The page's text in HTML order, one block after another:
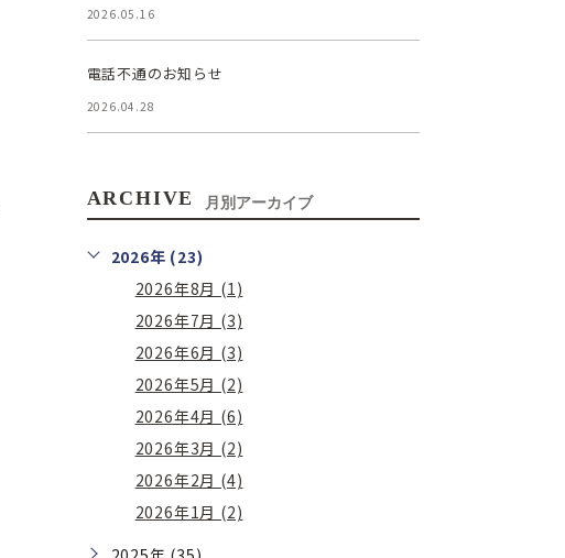
2026.05.16
電話不通のお知らせ
2026.04.28
ARCHIVE 月別アーカイブ
2026年 (23)
2026年8月 (1)
2026年7月 (3)
2026年6月 (3)
2026年5月 (2)
2026年4月 (6)
2026年3月 (2)
2026年2月 (4)
2026年1月 (2)